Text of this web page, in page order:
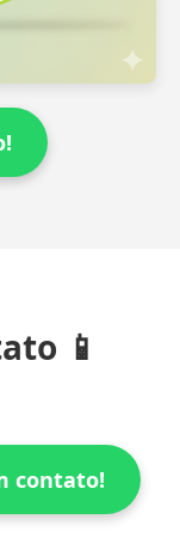
📱
contato!